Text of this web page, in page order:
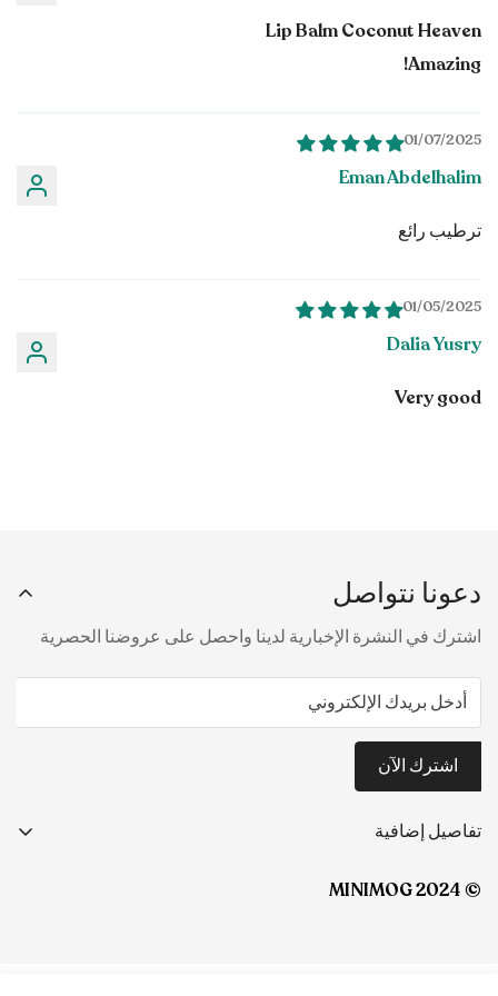
Lip Balm Coconut Heaven
Amazing!
01/07/2025
Eman Abdelhalim
ترطيب رائع
01/05/2025
Dalia Yusry
Very good
دعونا نتواصل
اشترك في النشرة الإخبارية لدينا واحصل على عروضنا الحصرية
اشترك الآن
تفاصيل إضافية
© MINIMOG 2024